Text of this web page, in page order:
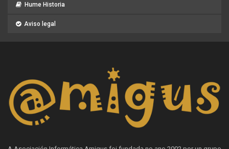
Hume Historia
Aviso legal